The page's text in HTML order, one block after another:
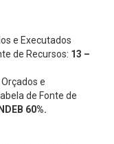
e Executados
de Recursos: 13 –
e
de Fonte de
60%.